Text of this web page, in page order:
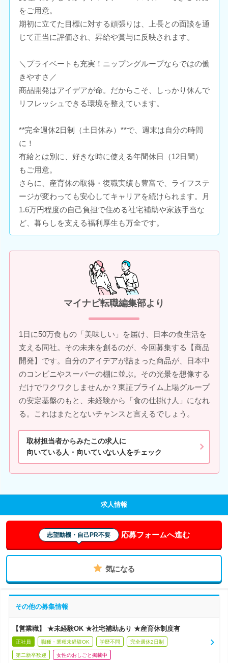
をご用意。
期初に立てた目標に対する頑張りは、上長との面談を通
じて正当に評価され、昇給や賞与に反映されます。
＼プライベートも充実！ニップングループならではの働
きやすさ／
商品開発はアイデアが命。だからこそ、しっかり休んで
リフレッシュできる環境を整えています。
**完全週休2日制（土日休み）**で、週末は自分の時間
に！
有給とは別に、好きな時に使える年間休日（12日間）
もご用意。
さらに、産育休の取得・復職実績も豊富で、ライフステ
ージが変わっても安心してキャリアを続けられます。月
1.6万円程度の自己負担で住める社宅補助や家族手当な
ど、暮らしを支える福利厚生も万全です。
マイナビ転職編集部より
1日に50万食もの「美味しい」を届け、日本の食生活を
支える同社。その未来を創るのが、今回募集する【商品
開発】です。自分のアイデアが詰まった商品が、日本中
のコンビニやスーパーの棚に並ぶ。その光景を想像する
だけでワクワクしませんか？東証プライム上場グループ
の安定基盤のもと、未経験から「食の仕掛け人」になれ
る。これはまたとないチャンスと言えるでしょう。
取材担当者からみたこの求人に
向いている人・向いていない人をチェック
求人情報
志望動機・自己PR不要 応募フォームへ進む
気になる
その他の募集情報
【営業職】 ★未経験OK ★社宅補助あり ★産育休制度有
正社員 職種・業種未経験OK 学歴不問 完全週休2日制
第二新卒歓迎 女性のおしごと掲載中